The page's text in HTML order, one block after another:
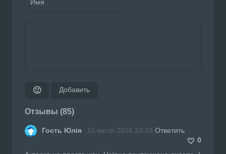
🙂 Добавить
Отзывы (85)
Гость Юлія 15 июля 2026 23:33 Ответить
0